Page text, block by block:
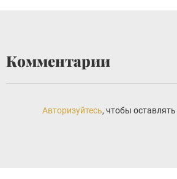
Комментарии
Авторизуйтесь, чтобы